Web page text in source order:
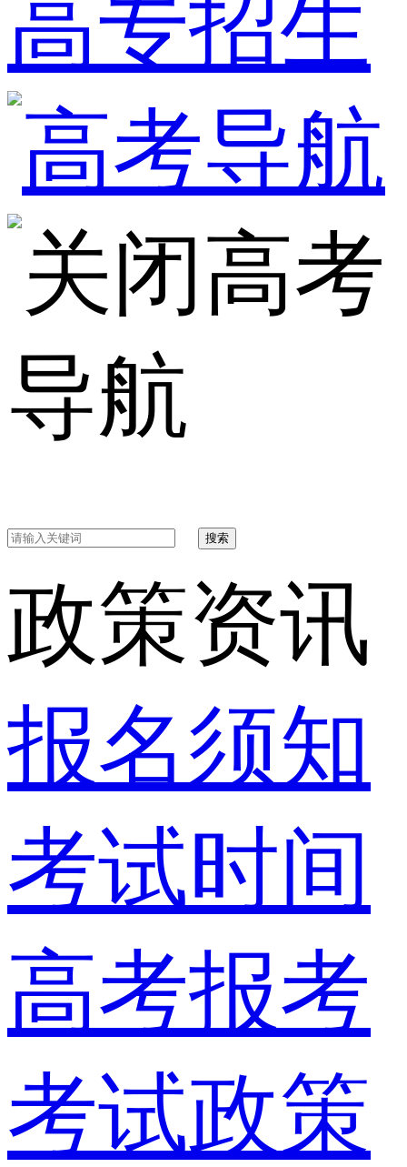
高专招生
高考
导航
搜索
政策资讯
报名须知
考试时间
高考报考
考试政策